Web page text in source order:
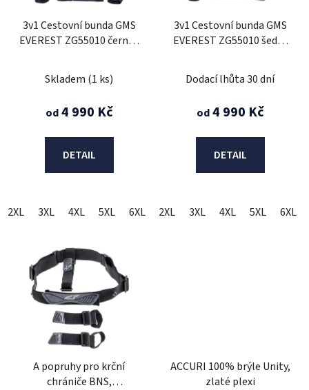
3v1 Cestovní bunda GMS
EVEREST ZG55010 černo-
Skladem (1 ks)
od4 990 Kč
DETAIL
2XL 3XL 4XL 5XL 6XL L S XL XS
3v1 Cestovní bunda GMS
EVEREST ZG55010 šedo-
Dodací lhůta 30 dní
od4 990 Kč
DETAIL
2XL 3XL 4XL 5XL 6XL
A popruhy pro krční
chrániče BNS,
ACCURI 100% brýle Unity,
zlaté plexi